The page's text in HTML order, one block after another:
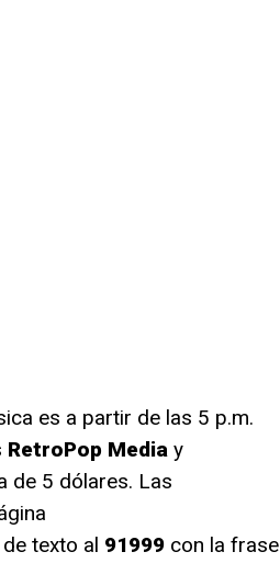
es a partir de las 5 p.m.
RetroPop Mediay
de 5 dólares. Las
texto al 91999con la frase